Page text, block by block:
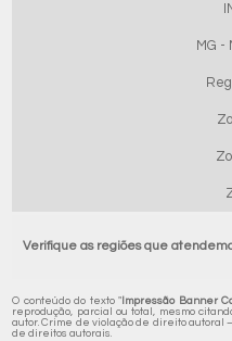
MG -
Verifique as regiões que
O conteúdo do texto " Impressão Banner
reprodução, parcial ou total, mesmo
autor. Crime de violação de direito autoral
de direitos autorais.